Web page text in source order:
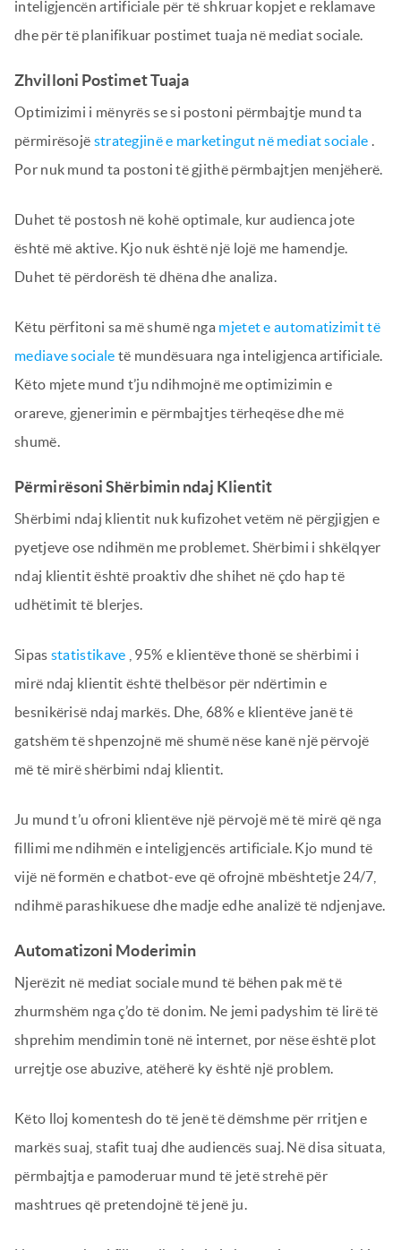
inteligjencën artificiale për të shkruar kopjet e reklamave
dhe për të planifikuar postimet tuaja në mediat sociale.
Zhvilloni Postimet Tuaja
Optimizimi i mënyrës se si postoni përmbajtje mund ta
përmirësojë strategjinë e marketingut në mediat sociale .
Por nuk mund ta postoni të gjithë përmbajtjen menjëherë.
Duhet të postosh në kohë optimale, kur audienca jote
është më aktive. Kjo nuk është një lojë me hamendje.
Duhet të përdorësh të dhëna dhe analiza.
Këtu përfitoni sa më shumë nga mjetet e automatizimit të
mediave sociale të mundësuara nga inteligjenca artificiale.
Këto mjete mund t’ju ndihmojnë me optimizimin e
orareve, gjenerimin e përmbajtjes tërheqëse dhe më
shumë.
Përmirësoni Shërbimin ndaj Klientit
Shërbimi ndaj klientit nuk kufizohet vetëm në përgjigjen e
pyetjeve ose ndihmën me problemet. Shërbimi i shkëlqyer
ndaj klientit është proaktiv dhe shihet në çdo hap të
udhëtimit të blerjes.
Sipas statistikave , 95% e klientëve thonë se shërbimi i
mirë ndaj klientit është thelbësor për ndërtimin e
besnikërisë ndaj markës. Dhe, 68% e klientëve janë të
gatshëm të shpenzojnë më shumë nëse kanë një përvojë
më të mirë shërbimi ndaj klientit.
Ju mund t’u ofroni klientëve një përvojë më të mirë që nga
fillimi me ndihmën e inteligjencës artificiale. Kjo mund të
vijë në formën e chatbot-eve që ofrojnë mbështetje 24/7,
ndihmë parashikuese dhe madje edhe analizë të ndjenjave.
Automatizoni Moderimin
Njerëzit në mediat sociale mund të bëhen pak më të
zhurmshëm nga ç’do të donim. Ne jemi padyshim të lirë të
shprehim mendimin tonë në internet, por nëse është plot
urrejtje ose abuzive, atëherë ky është një problem.
Këto lloj komentesh do të jenë të dëmshme për rritjen e
markës suaj, stafit tuaj dhe audiencës suaj. Në disa situata,
përmbajtja e pamoderuar mund të jetë strehë për
mashtrues që pretendojnë të jenë ju.